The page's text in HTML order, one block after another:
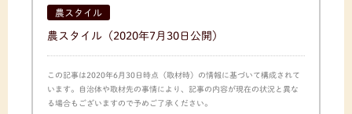
農スタイル
農スタイル （2020年7月30日公開）
この記事は2020年6月30日時点（取材時）の情報に基づいて構成されて
います。自治体や取材先の事情により、記事の内容が現在の状況と異な
る場合もございますので予めご了承ください。